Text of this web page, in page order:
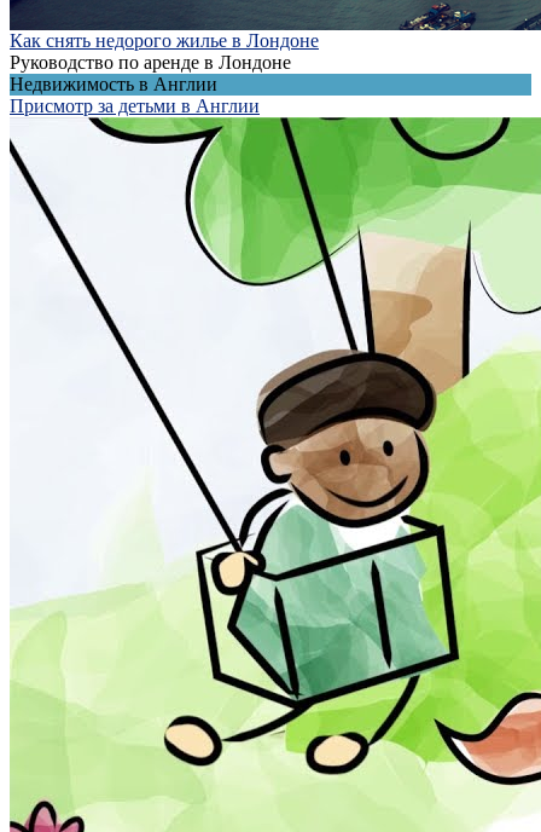
Как снять недорого жилье в Лондоне
Руководство по аренде в Лондоне
Недвижимость в Англии
Присмотр за детьми в Англии